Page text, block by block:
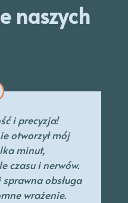
naszych
i precyzja!
otworzył mój
minut,
czasu i nerwów.
obsługa
wrażenie.